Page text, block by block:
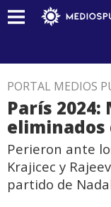
PORTAL MEDIOS
París 2024:
eliminados
Perieron ante
Krajicec y
partido de